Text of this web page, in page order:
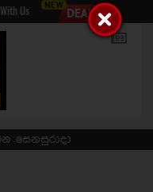
Us
සෙනසුරාදා